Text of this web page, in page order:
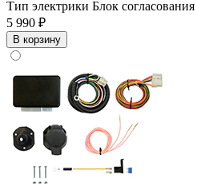
Тип электрики Блок согласования
5 990 ₽
В корзину